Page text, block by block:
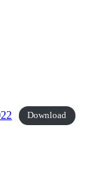
Download